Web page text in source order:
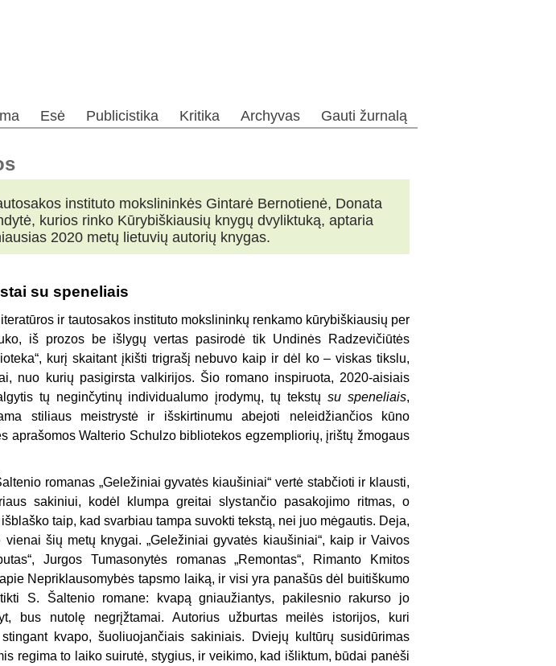
Esė Publicistika Kritika Archyvas Gauti žurnalą
instituto mokslininkės Gintarė Bernotienė, Donata
kurios rinko Kūrybiškiausių knygų dvyliktuką, aptaria
2020 metų lietuvių autorių knygas.
su speneliais
ir tautosakos instituto mokslininkų renkamo kūrybiškiausių per
iš prozos be išlygų vertas pasirodė tik Undinės Radzevičiūtės
kurį skaitant įkišti trigrašį nebuvo kaip ir dėl ko – viskas tikslu,
nuo kurių pasigirsta valkirijos. Šio romano inspiruota, 2020-aisiais
tų neginčytinų individualumo įrodymų, tų tekstųsu speneliais,
stiliaus meistrystė ir išskirtinumu abejoti neleidžiančios kūno
aprašomos Walterio Schulzo bibliotekos egzempliorių, įrištų žmogaus
romanas „Geležiniai gyvatės kiaušiniai“ vertė stabčioti ir klausti,
sakiniui, kodėl klumpa greitai slystančio pasakojimo ritmas, o
taip, kad svarbiau tampa suvokti tekstą, nei juo mėgautis. Deja,
šių metų knygai. „Geležiniai gyvatės kiaušiniai“, kaip ir Vaivos
Jurgos Tumasonytės romanas „Remontas“, Rimanto Kmitos
Nepriklausomybės tapsmo laiką, ir visi yra panašūs dėl buitiškumo
S. Šaltenio romane: kvapą gniaužiantys, pakilesnio rakurso jo
bus nutolę negrįžtamai. Autorius užburtas meilės istorijos, kuri
kvapo, šuoliuojančiais sakiniais. Dviejų kultūrų susidūrimas
regima to laiko suirutė, stygius, ir veikimo, kad išliktum, būdai panėši